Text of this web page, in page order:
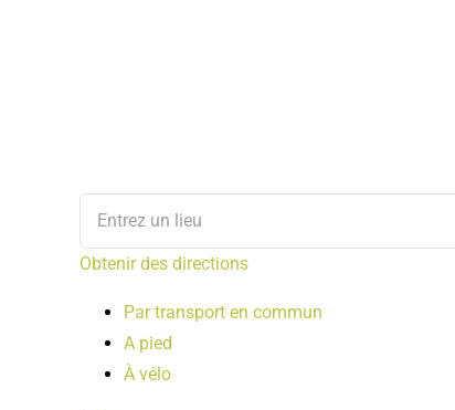
Obtenir des directions
Par transport en commun
A pied
À vélo